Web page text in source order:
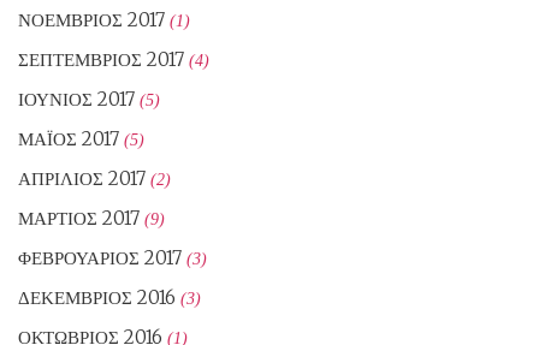
ΝΟΈΜΒΡΙΟΣ 2017 (1)
ΣΕΠΤΈΜΒΡΙΟΣ 2017 (4)
ΙΟΎΝΙΟΣ 2017 (5)
ΜΆΙΟΣ 2017 (5)
ΑΠΡΊΛΙΟΣ 2017 (2)
ΜΆΡΤΙΟΣ 2017 (9)
ΦΕΒΡΟΥΆΡΙΟΣ 2017 (3)
ΔΕΚΈΜΒΡΙΟΣ 2016 (3)
ΟΚΤΏΒΡΙΟΣ 2016 (1)